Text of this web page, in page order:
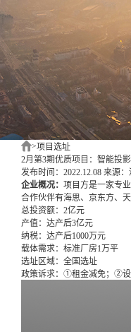
>项目选址
2月第3期优质项目：智能投
发布时间：2022.12.08 来源：
企业概况： 项目方是一家专
合作伙伴有海思、京东方、天
总投资额： 2亿元
产值： 达产后3亿元
纳税： 达产后1000万元
载体需求： 标准厂房1万平
选址区域： 全国选址
政策诉求： ①租金减免；②设